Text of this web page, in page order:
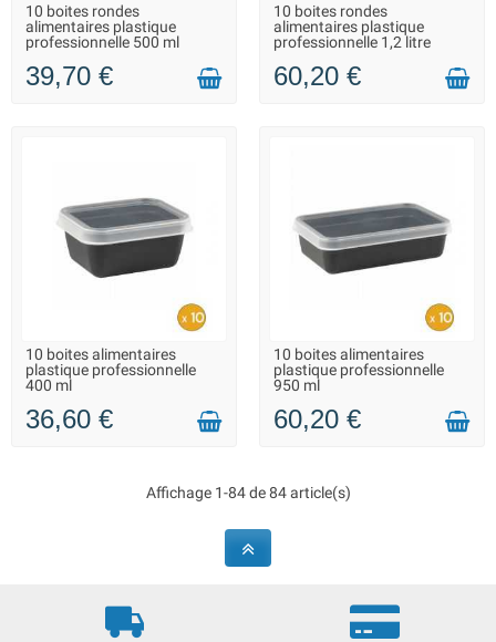
EN STOCK - REPRISE DES
EXPÉDITIONS À PARTIR DU 20
AOÛT
10 boites rondes
alimentaires plastique
professionnelle 500 ml
39,70 €
EN STOCK - REPRISE DES
EXPÉDITIONS À PARTIR DU 20
AOÛT
10 boites rondes
alimentaires plastique
professionnelle 1,2 litre
60,20 €
EN STOCK - REPRISE DES
EXPÉDITIONS À PARTIR DU 20
10 boites alimentaires
plastique professionnelle
400 ml
36,60 €
EN STOCK - REPRISE DES
EXPÉDITIONS À PARTIR DU 20
10 boites alimentaires
plastique professionnelle
950 ml
60,20 €
Affichage 1-84 de 84 article(s)